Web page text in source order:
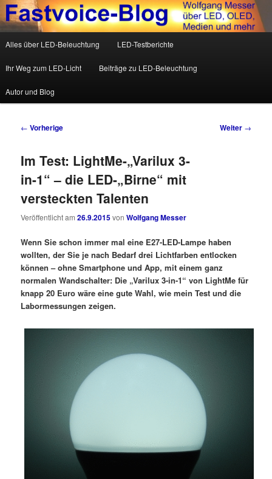
Fastvoice-Blog
Wolfgang Messer über LED, OLED, Medien und mehr
Zum Inhalt wechseln
Zum sekundären Inhalt wechseln
Alles über LED-Beleuchtung LED-Testberichte
Ihr Weg zum LED-Licht Beiträge zu LED-Beleuchtung
Autor und Blog
Beitrags-Navigation
← Vorherige Weiter →
Im Test: LightMe-„Varilux 3-
in-1“ – die LED-„Birne“ mit
versteckten Talenten
Veröffentlicht am26.9.2015vonWolfgang Messer
Wenn Sie schon immer mal eine E27-LED-Lampe haben
wollten, der Sie je nach Bedarf drei Lichtfarben entlocken
können – ohne Smartphone und App, mit einem ganz
normalen Wandschalter: Die „Varilux 3-in-1“ von LightMe für
knapp 20 Euro wäre eine gute Wahl, wie mein Test und die
Labormessungen zeigen.